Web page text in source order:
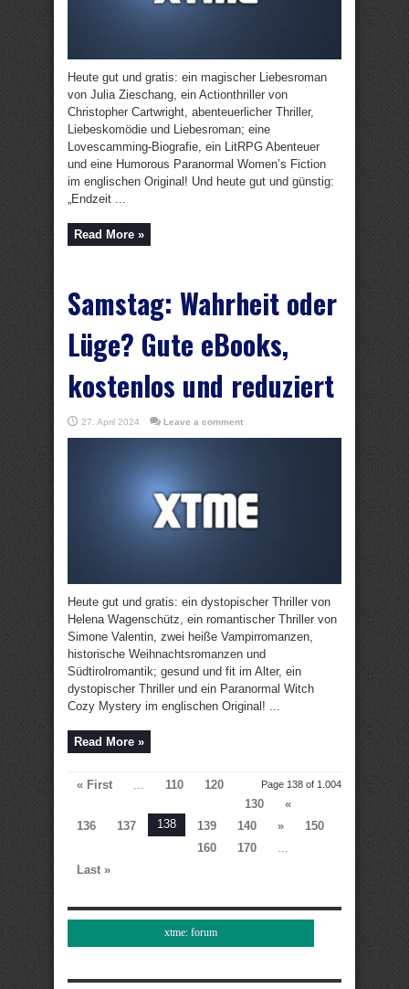
Heute gut und gratis: ein magischer Liebesroman
von Julia Zieschang, ein Actionthriller von
Christopher Cartwright, abenteuerlicher Thriller,
Liebeskomödie und Liebesroman; eine
Lovescamming-Biografie, ein LitRPG Abenteuer
und eine Humorous Paranormal Women’s Fiction
im englischen Original! Und heute gut und günstig:
„Endzeit ...
Read More »
Samstag: Wahrheit oder
Lüge? Gute eBooks,
kostenlos und reduziert
27. April 2024 Leave a comment
Heute gut und gratis: ein dystopischer Thriller von
Helena Wagenschütz, ein romantischer Thriller von
Simone Valentin, zwei heiße Vampirromanzen,
historische Weihnachtsromanzen und
Südtirolromantik; gesund und fit im Alter, ein
dystopischer Thriller und ein Paranormal Witch
Cozy Mystery im englischen Original! ...
Read More »
Page 138 of 1.004
« First ... 110
120
130
«
136
137 138 139 140 »
150
160
170
...
Last »
xtme: forum